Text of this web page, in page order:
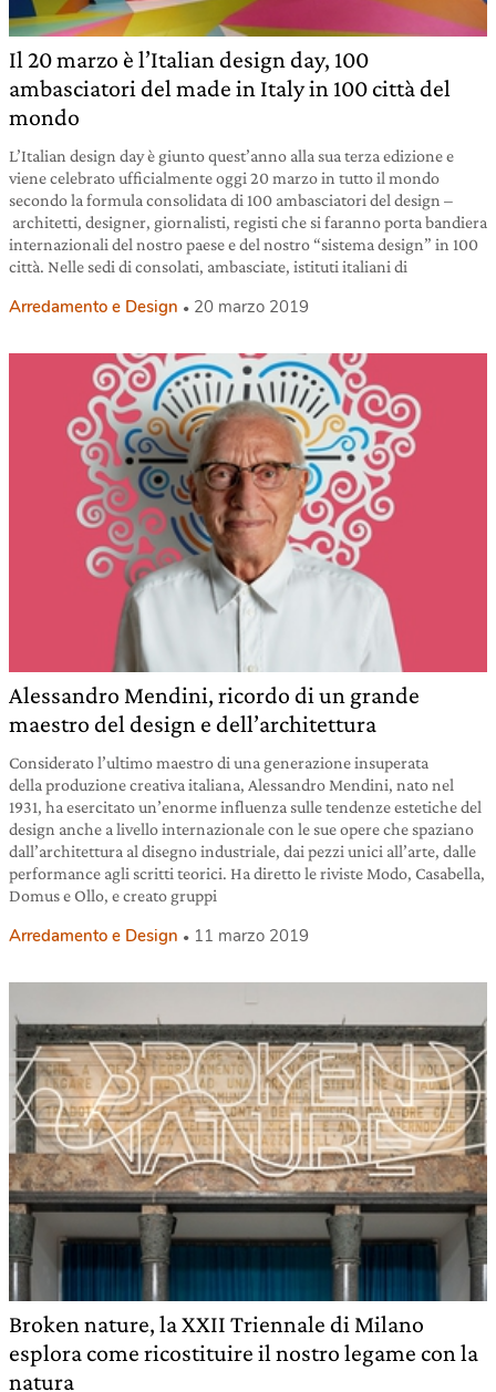
Il 20 marzo è l’Italian design day, 100
ambasciatori del made in Italy in 100 città del
mondo
L’Italian design day è giunto quest’anno alla sua terza edizione e
viene celebrato ufficialmente oggi 20 marzo in tutto il mondo
secondo la formula consolidata di 100 ambasciatori del design –
architetti, designer, giornalisti, registi che si faranno porta bandiera
internazionali del nostro paese e del nostro “sistema design” in 100
città. Nelle sedi di consolati, ambasciate, istituti italiani di
Arredamento e Design 20 marzo 2019
Alessandro Mendini, ricordo di un grande
maestro del design e dell’architettura
Considerato l’ultimo maestro di una generazione insuperata
della produzione creativa italiana, Alessandro Mendini, nato nel
1931, ha esercitato un’enorme influenza sulle tendenze estetiche del
design anche a livello internazionale con le sue opere che spaziano
dall’architettura al disegno industriale, dai pezzi unici all’arte, dalle
performance agli scritti teorici. Ha diretto le riviste Modo, Casabella,
Domus e Ollo, e creato gruppi
Arredamento e Design 11 marzo 2019
Broken nature, la XXII Triennale di Milano
esplora come ricostituire il nostro legame con la
natura